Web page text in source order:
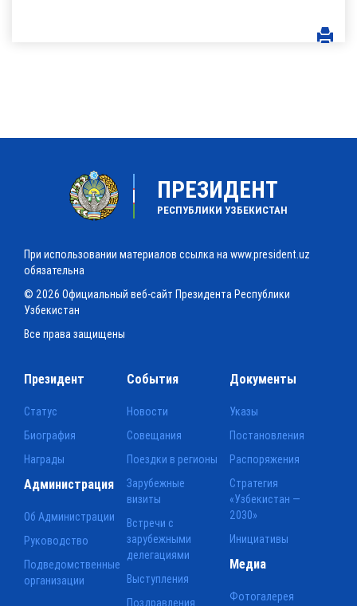
ПРЕЗИДЕНТ
РЕСПУБЛИКИ УЗБЕКИСТАН
При использовании материалов ссылка на www.president.uz
обязательна
© 2026 Официальный веб-сайт Президента Республики
Узбекистан
Все права защищены
Президент
Статус
Биография
Награды
События
Новости
Совещания
Поездки в регионы
Зарубежные
визиты
Встречи с
зарубежными
делегациями
Выступления
Поздравления
Документы
Указы
Постановления
Распоряжения
Стратегия
«Узбекистан —
2030»
Инициативы
Администрация
Об Администрации
Руководство
Подведомственные
организации
Медиа
Фотогалерея